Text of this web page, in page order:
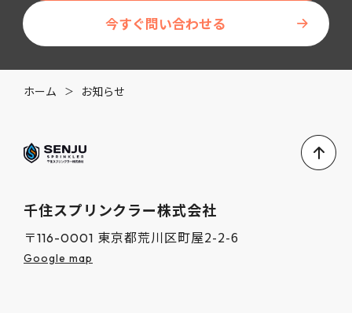
今すぐ問い合わせる
ホーム お知らせ
千住スプリンクラー株式会社
〒116-0001 東京都荒川区町屋2-2-6
Google map